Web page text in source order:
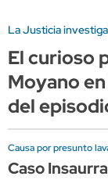
La Justicia
El curioso
Moyano
del
Causa por presunto
Caso